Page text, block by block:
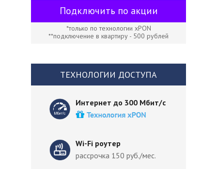
Интернет до 300 Мбит/с
*только по технологии xPON
**подключение в квартиру - 500 рублей
ТЕХНОЛОГИИ ДОСТУПА
Wi-Fi роутер
рассрочка 150 руб./мес.
Подключить по акции